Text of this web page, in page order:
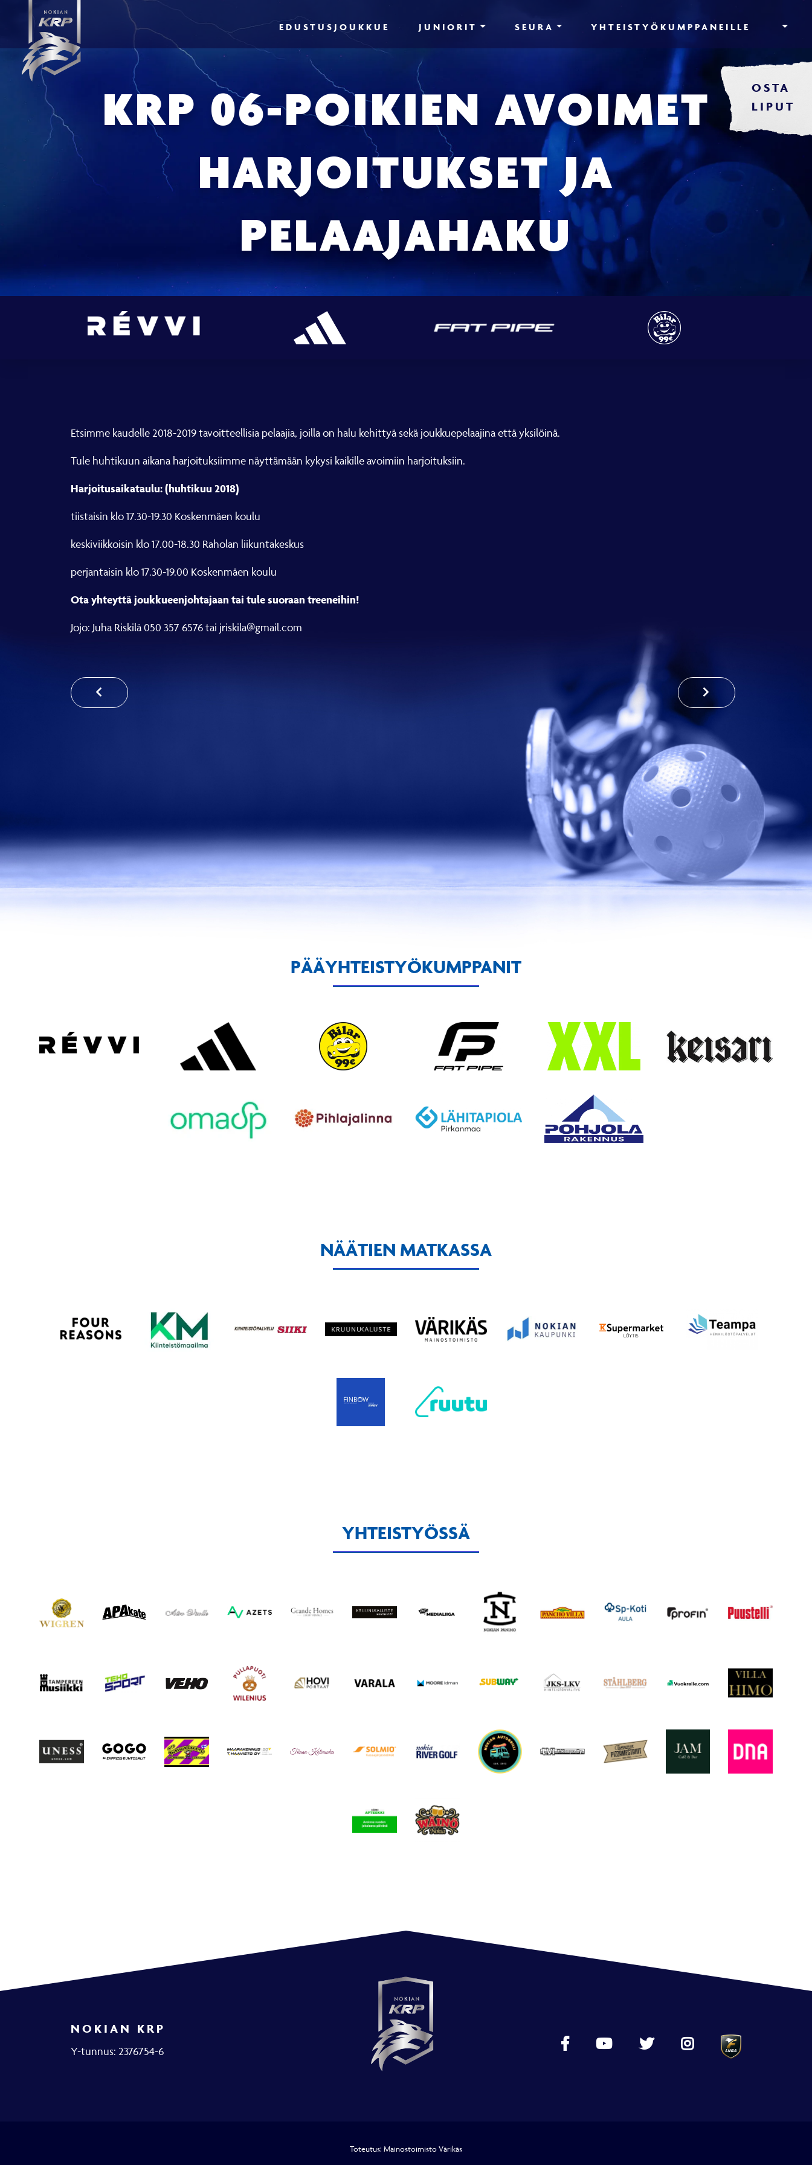
EDUSTUSJOUKKUE JUNIORIT SEURA YHTEISTYÖKUMPPANEILLE
OSTA
LIPUT
KRP 06-POIKIEN AVOIMET
HARJOITUKSET JA
PELAAJAHAKU
Etsimme kaudelle 2018-2019 tavoitteellisia pelaajia, joilla on halu kehittyä sekä joukkuepelaajina että yksilöinä.
Tule huhtikuun aikana harjoituksiimme näyttämään kykysi kaikille avoimiin harjoituksiin.
Harjoitusaikataulu: (huhtikuu 2018)
tiistaisin klo 17.30-19.30 Koskenmäen koulu
keskiviikkoisin klo 17.00-18.30 Raholan liikuntakeskus
perjantaisin klo 17.30-19.00 Koskenmäen koulu
Ota yhteyttä joukkueenjohtajaan tai tule suoraan treeneihin!
Jojo: Juha Riskilä 050 357 6576 tai jriskila@gmail.com
PÄÄYHTEISTYÖKUMPPANIT
NÄÄTIEN MATKASSA
YHTEISTYÖSSÄ
NOKIAN KRP
Y-tunnus: 2376754-6
Toteutus: Mainostoimisto Värikäs